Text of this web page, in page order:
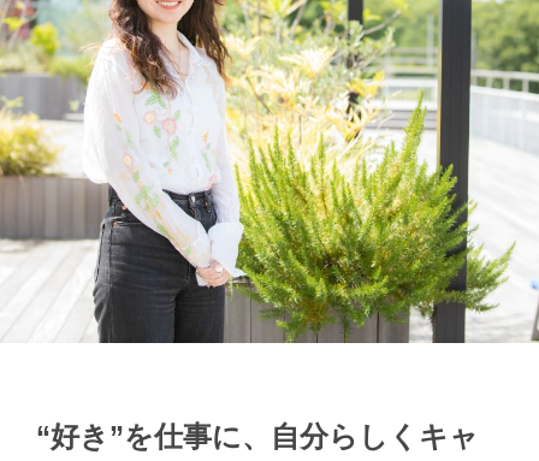
“好き”を仕事に、自分らしくキャ